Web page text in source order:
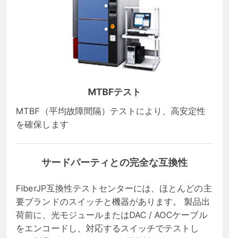
MTBFテスト
MTBF（平均故障間隔）テストにより、高安定性
を確保します
サードパーティとの完全な互換性
FiberJP互換性テストセンターには、ほとんどの主
要ブランドのスイッチと機器があります。 製品出
荷前に、光モジュールまたはDAC / AOCケーブル
をエンコードし、対応するスイッチでテストし